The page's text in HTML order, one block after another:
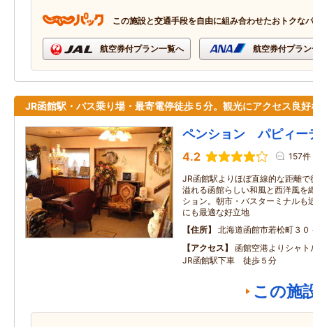
この施設と交通手段を自由に組み合わせたおトクな
航空券付プラン一覧へ 航空券付プラ
JR函館駅・バス乗り場・最寄電停徒歩５分。観光にアクセス良
ペンション パピィー
4.2 157件
JR函館駅よりほぼ直線的な距離
溢れる函館らしい和風と西洋風を
ション。朝市・バスターミナルも
にも最適な好立地
住所
北海道函館市若松町３０
アクセス
函館空港よりシャ
JR函館駅下車 徒歩５分
この施